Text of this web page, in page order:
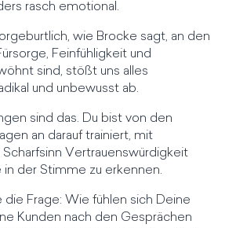
rasch emotional.
wie Brocke sagt, an den
Feinfühligkeit und
sind, stößt uns alles
und unbewusst ab.
sind das. Du bist von den
an darauf trainiert, mit
Vertrauenswürdigkeit
in der Stimme zu erkennen.
die Frage: Wie fühlen sich Deine
Kunden nach den Gesprächen